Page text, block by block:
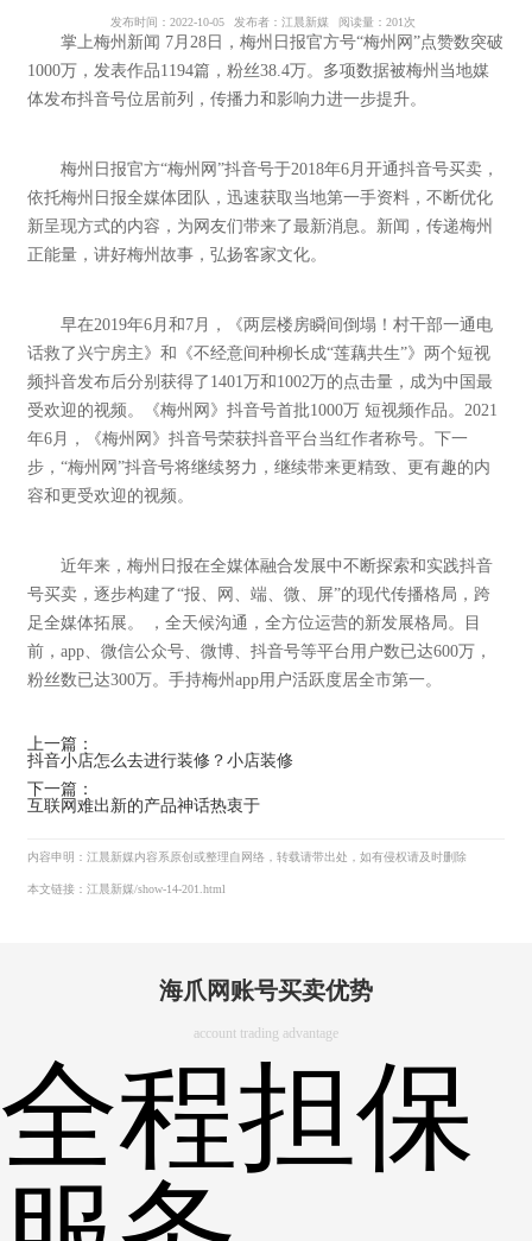
发布时间： 2022-10-05 发布者： 江晨新媒 阅读量： 201次
掌上梅州新闻 7月28日，梅州日报官方号“梅州网”点赞数突破
1000万，发表作品1194篇，粉丝38.4万。多项数据被梅州当地媒
体发布抖音号位居前列，传播力和影响力进一步提升。
梅州日报官方“梅州网”抖音号于2018年6月开通抖音号买卖，
依托梅州日报全媒体团队，迅速获取当地第一手资料，不断优化
新呈现方式的内容，为网友们带来了最新消息。新闻，传递梅州
正能量，讲好梅州故事，弘扬客家文化。
早在2019年6月和7月，《两层楼房瞬间倒塌！村干部一通电
话救了兴宁房主》和《不经意间种柳长成“莲藕共生”》两个短视
频抖音发布后分别获得了1401万和1002万的点击量，成为中国最
受欢迎的视频。《梅州网》抖音号首批1000万 短视频作品。2021
年6月，《梅州网》抖音号荣获抖音平台当红作者称号。下一
步，“梅州网”抖音号将继续努力，继续带来更精致、更有趣的内
容和更受欢迎的视频。
近年来，梅州日报在全媒体融合发展中不断探索和实践抖音
号买卖，逐步构建了“报、网、端、微、屏”的现代传播格局，跨
足全媒体拓展。 ，全天候沟通，全方位运营的新发展格局。目
前，app、微信公众号、微博、抖音号等平台用户数已达600万，
粉丝数已达300万。手持梅州app用户活跃度居全市第一。
上一篇：
抖音小店怎么去进行装修？小店装修
下一篇：
互联网难出新的产品神话热衷于
内容申明：江晨新媒内容系原创或整理自网络，转载请带出处，如有侵权请及时删除
本文链接：江晨新媒/show-14-201.html
海爪网账号买卖优势
account trading advantage
全程担保